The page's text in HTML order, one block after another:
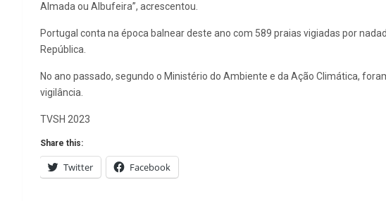
Almada ou Albufeira”, acrescentou.
Portugal conta na época balnear deste ano com 589 praias vigiadas por
República.
No ano passado, segundo o Ministério do Ambiente e da Ação Climática,
vigilância.
TVSH 2023
Share this:
Twitter Facebook